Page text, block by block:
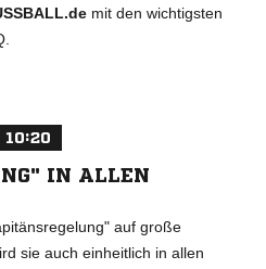
mit den wichtigsten
10:20
IN ALLEN
auf große
sie auch einheitlich in allen